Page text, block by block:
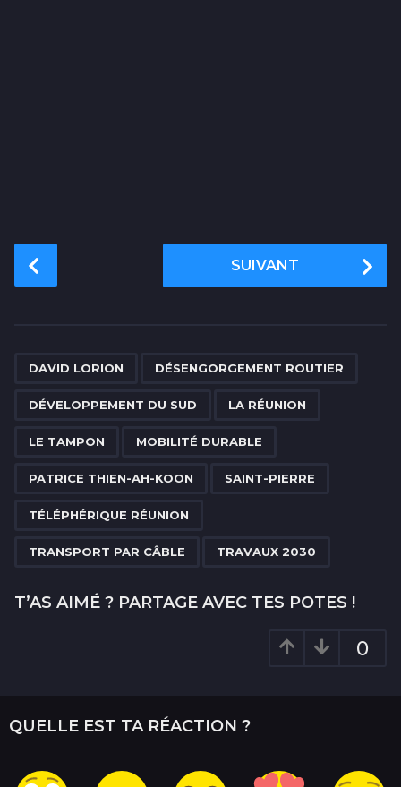
o
SUIVANT
DAVID LORION DÉSENGORGEMENT ROUTIER
DÉVELOPPEMENT DU SUD LA RÉUNION
LE TAMPON MOBILITÉ DURABLE
PATRICE THIEN-AH-KOON SAINT-PIERRE
TÉLÉPHÉRIQUE RÉUNION
TRANSPORT PAR CÂBLE TRAVAUX 2030
T’AS AIMÉ ? PARTAGE AVEC TES POTES !
0
QUELLE EST TA RÉACTION ?